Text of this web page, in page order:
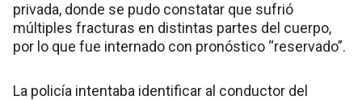
privada, donde se pudo constatar que sufrió
múltiples fracturas en distintas partes del cuerpo,
por lo que fue internado con pronóstico “reservado”.
La policía intentaba identificar al conductor del